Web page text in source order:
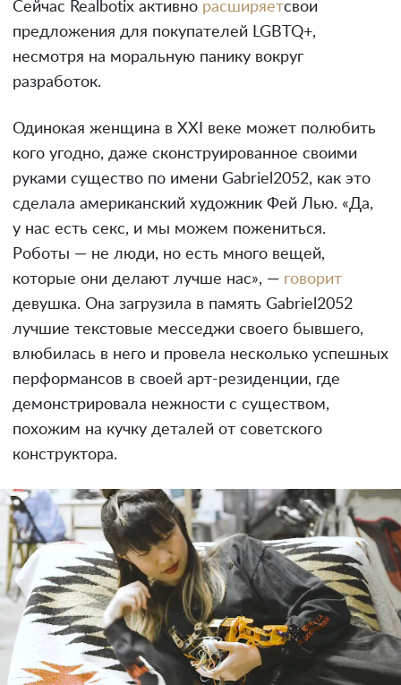
Сейчас Realbotix активно расширяетсвои
предложения для покупателей LGBTQ+,
несмотря на моральную панику вокруг
разработок.
Одинокая женщина в ХХI веке может полюбить
кого угодно, даже сконструированное своими
руками существо по имени Gabriel2052, как это
сделала американский художник Фей Лью. «Да,
у нас есть секс, и мы можем пожениться.
Роботы — не люди, но есть много вещей,
которые они делают лучше нас», — говорит
девушка. Она загрузила в память Gabriel2052
лучшие текстовые месседжи своего бывшего,
влюбилась в него и провела несколько успешных
перформансов в своей арт-резиденции, где
демонстрировала нежности с существом,
похожим на кучку деталей от советского
конструктора.